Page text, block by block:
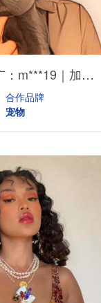
Tik Tok红人推广：m***19｜加拿大 宠物博主
合作品牌
宠物